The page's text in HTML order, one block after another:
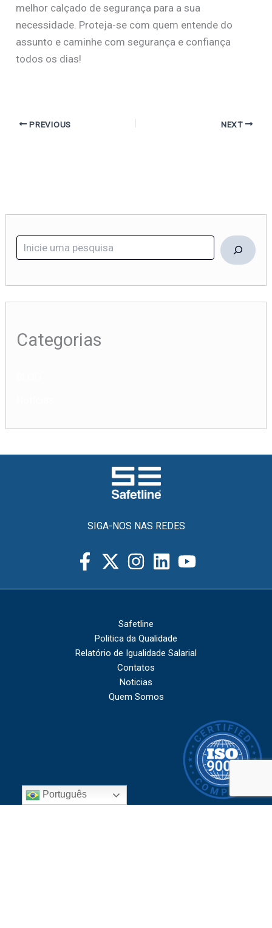
melhor calçado de segurança para a sua
necessidade. Proteja-se com quem entende do
assunto e caminhe com segurança e confiança
todos os dias!
PREVIOUS NEXT
Categorias
SIGA-NOS NAS REDES
Safetline
Politica da Qualidade
Relatório de Igualidade Salarial
Contatos
Noticias
Quem Somos
Português